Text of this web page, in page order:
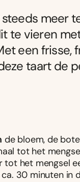
meer
te vieren
een frisse,
taart de
de bloem, de
tot het
tot het mengsel
30 minuten in